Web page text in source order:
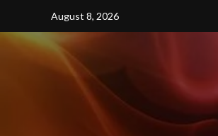
content
August 8, 2026